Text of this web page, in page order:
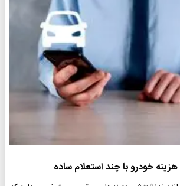
خودرو با چند استعلام ساده